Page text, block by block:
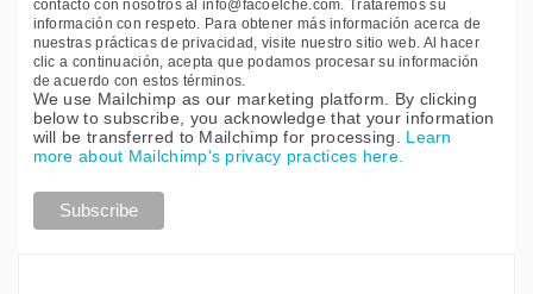
contacto con nosotros al info@facoelche.com. Trataremos su
información con respeto. Para obtener más información acerca de
nuestras prácticas de privacidad, visite nuestro sitio web. Al hacer
clic a continuación, acepta que podamos procesar su información
de acuerdo con estos términos.
We use Mailchimp as our marketing platform. By clicking
below to subscribe, you acknowledge that your information
will be transferred to Mailchimp for processing. Learn
more about Mailchimp's privacy practices here.